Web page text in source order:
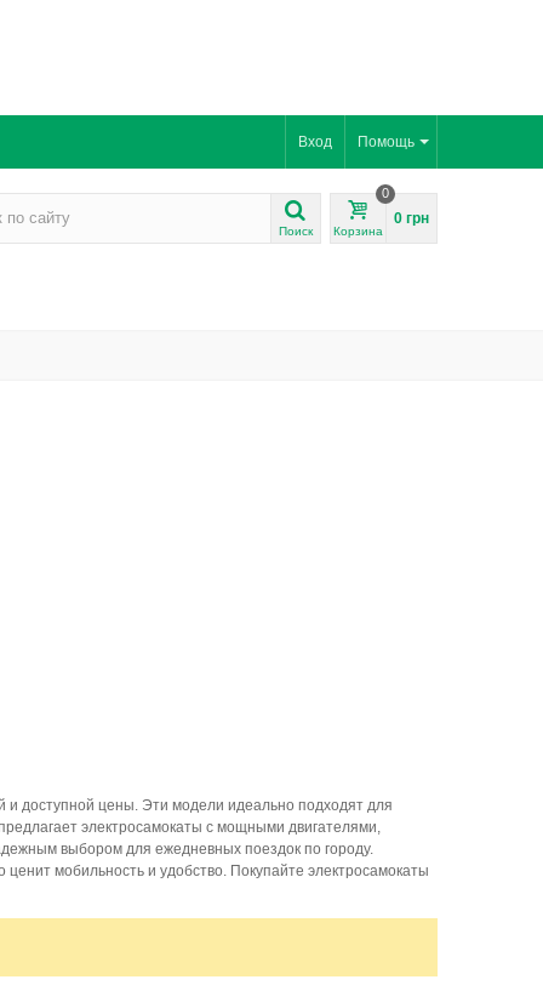
Помощь
Вход
Поиск Корзина
0
0 грн
и доступной цены. Эти модели идеально подходят для
электросамокаты с мощными двигателями,
выбором для ежедневных поездок по городу.
мобильность и удобство. Покупайте электросамокаты